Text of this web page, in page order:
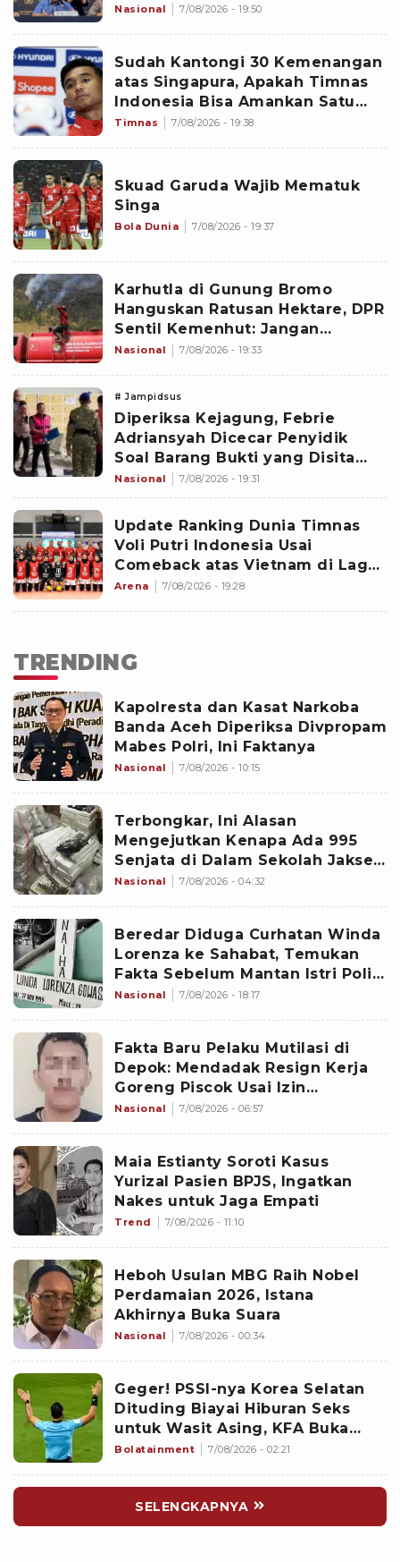
Jadi Tersangka
Nasional 7/08/2026 - 19:50
Sudah Kantongi 30 Kemenangan
atas Singapura, Apakah Timnas
Indonesia Bisa Amankan Satu
Tiket Semifinal Piala AFF 2026?
Timnas 7/08/2026 - 19:38
Skuad Garuda Wajib Mematuk
Singa
Bola Dunia 7/08/2026 - 19:37
Karhutla di Gunung Bromo
Hanguskan Ratusan Hektare, DPR
Sentil Kemenhut: Jangan
Nunggu Api Besar
Nasional 7/08/2026 - 19:33
# Jampidsus
Diperiksa Kejagung, Febrie
Adriansyah Dicecar Penyidik
Soal Barang Bukti yang Disita
dari Kortastipidkor Polri dan Tim
9
Nasional 7/08/2026 - 19:31
Update Ranking Dunia Timnas
Voli Putri Indonesia Usai
Comeback atas Vietnam di Laga
Pembuka SEA V Cup 2026 Leg
Arena 7/08/2026 - 19:28
TRENDING
Kapolresta dan Kasat Narkoba
Banda Aceh Diperiksa Divpropam
Mabes Polri, Ini Faktanya
Nasional 7/08/2026 - 10:15
Terbongkar, Ini Alasan
Mengejutkan Kenapa Ada 995
Senjata di Dalam Sekolah Jaksel
Sejak 2020
Nasional 7/08/2026 - 04:32
Beredar Diduga Curhatan Winda
Lorenza ke Sahabat, Temukan
Fakta Sebelum Mantan Istri Polisi
di Medan Tewas
Nasional 7/08/2026 - 18:17
Fakta Baru Pelaku Mutilasi di
Depok: Mendadak Resign Kerja
Goreng Piscok Usai Izin
Interview di Mal
Nasional 7/08/2026 - 06:57
Maia Estianty Soroti Kasus
Yurizal Pasien BPJS, Ingatkan
Nakes untuk Jaga Empati
Trend 7/08/2026 - 11:10
Heboh Usulan MBG Raih Nobel
Perdamaian 2026, Istana
Akhirnya Buka Suara
Nasional 7/08/2026 - 00:34
Geger! PSSI-nya Korea Selatan
Dituding Biayai Hiburan Seks
untuk Wasit Asing, KFA Buka
Suara
Bolatainment 7/08/2026 - 02:21
SELENGKAPNYA